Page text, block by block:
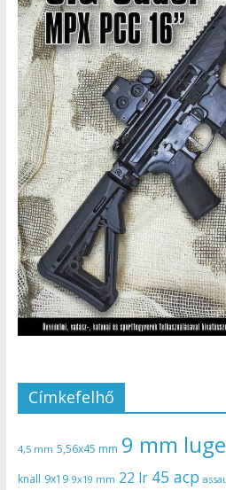
Címkefelhő
4,5 mm 5,56x45 mm 9 mm
knall 9x19 9x19 mm 22 lr 45 acp